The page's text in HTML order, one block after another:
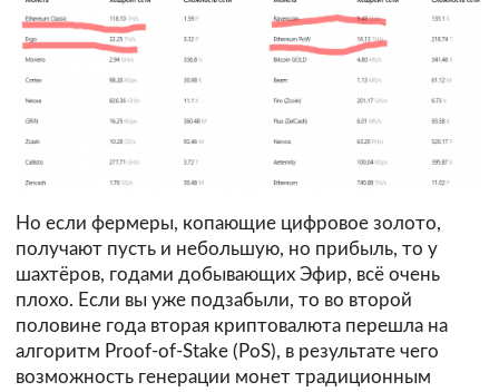
Но если фермеры, копающие цифровое золото,
получают пусть и небольшую, но прибыль, то у
шахтёров, годами добывающих Эфир, всё очень
плохо. Если вы уже подзабыли, то во второй
половине года вторая криптовалюта перешла на
алгоритм Proof-of-Stake (PoS), в результате чего
возможность генерации монет традиционным